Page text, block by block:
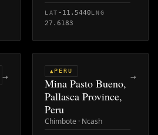
LAT -11.5440LNG
27.6183
→ ▲ PERU
Mina Pasto Bueno,
Pallasca Province,
Peru
Chimbote · Ncash
→